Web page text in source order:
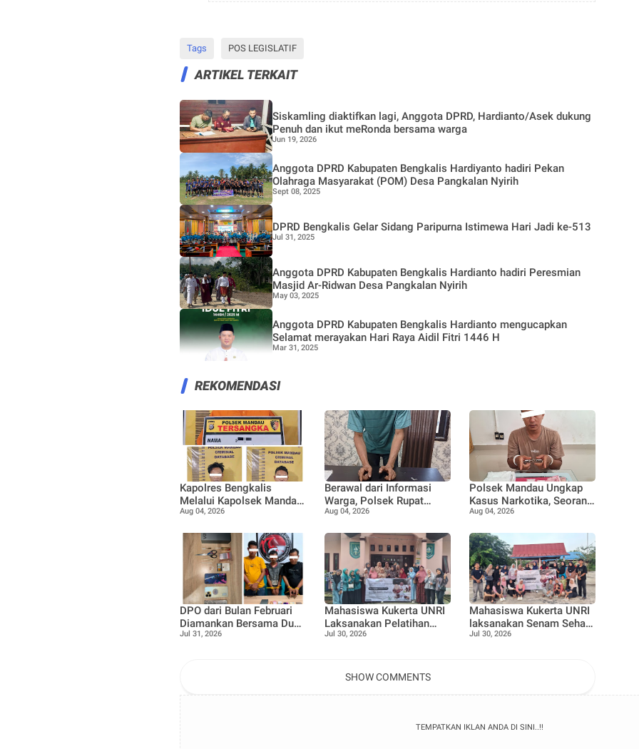
Tags POS LEGISLATIF
ARTIKEL TERKAIT
Siskamling diaktifkan lagi, Anggota DPRD, Hardianto/Asek dukung
Penuh dan ikut meRonda bersama warga
Jun 19, 2026
Anggota DPRD Kabupaten Bengkalis Hardiyanto hadiri Pekan
Olahraga Masyarakat (POM) Desa Pangkalan Nyirih
Sept 08, 2025
DPRD Bengkalis Gelar Sidang Paripurna Istimewa Hari Jadi ke-513
Jul 31, 2025
Anggota DPRD Kabupaten Bengkalis Hardianto hadiri Peresmian
Masjid Ar-Ridwan Desa Pangkalan Nyirih
May 03, 2025
Anggota DPRD Kabupaten Bengkalis Hardianto mengucapkan
Selamat merayakan Hari Raya Aidil Fitri 1446 H
Mar 31, 2025
REKOMENDASI
Kapolres Bengkalis
Melalui Kapolsek Mandau
Ungkap Kasus
di KTV VIP Duri, Tiga
Orang Diamankan
Aug 04, 2026
Berawal dari Informasi
Warga, Polsek Rupat
Ungkap Kasus Sabu dan
Aug 04, 2026
Polsek Mandau Ungkap
Kasus Narkotika, Seorang
Pria Diamankan dengan
Aug 04, 2026
DPO dari Bulan Februari
Diamankan Bersama Dua
Rekan Lainnya Terkait
Jul 31, 2026
Mahasiswa Kukerta UNRI
Laksanakan Pelatihan
Pemanfaatan Minyak
Penggerak PKK
Jul 30, 2026
Mahasiswa Kukerta UNRI
laksanakan Senam Sehat
bersama Ibu ibu dan
Jul 30, 2026
SHOW COMMENTS
TEMPATKAN IKLAN ANDA DI SINI..!!